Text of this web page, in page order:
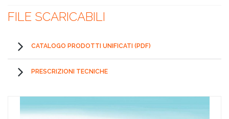
FILE SCARICABILI
CATALOGO PRODOTTI UNIFICATI (PDF)
PRESCRIZIONI TECNICHE